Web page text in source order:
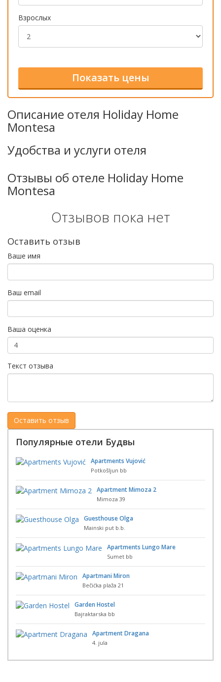
Взрослых
Описание отеля Holiday Home
Montesa
Удобства и услуги отеля
Отзывы об отеле Holiday Home
Montesa
Отзывов пока нет
Оставить отзыв
Ваше имя
Ваш email
Ваша оценка
Текст отзыва
Популярные отели Будвы
Apartments Vujović
Potkošljun bb
Apartment Mimoza 2
Mimoza 39
Guesthouse Olga
Mainski put b.b.
Apartments Lungo Mare
Sumet bb
Apartmani Miron
Bečićka plaža 21
Garden Hostel
Bajraktarska bb
Apartment Dragana
4. jula